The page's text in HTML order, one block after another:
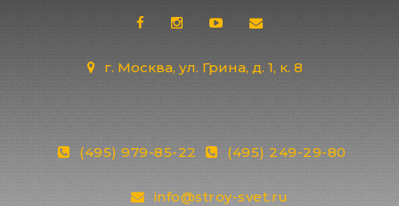
г. Москва, ул. Грина, д. 1, к. 8
(495) 979-85-22 (495) 249-29-80
info@stroy-svet.ru